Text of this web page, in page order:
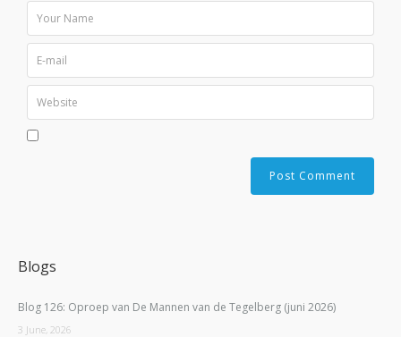
Blogs
Blog 126: Oproep van De Mannen van de Tegelberg (juni 2026)
3 June, 2026